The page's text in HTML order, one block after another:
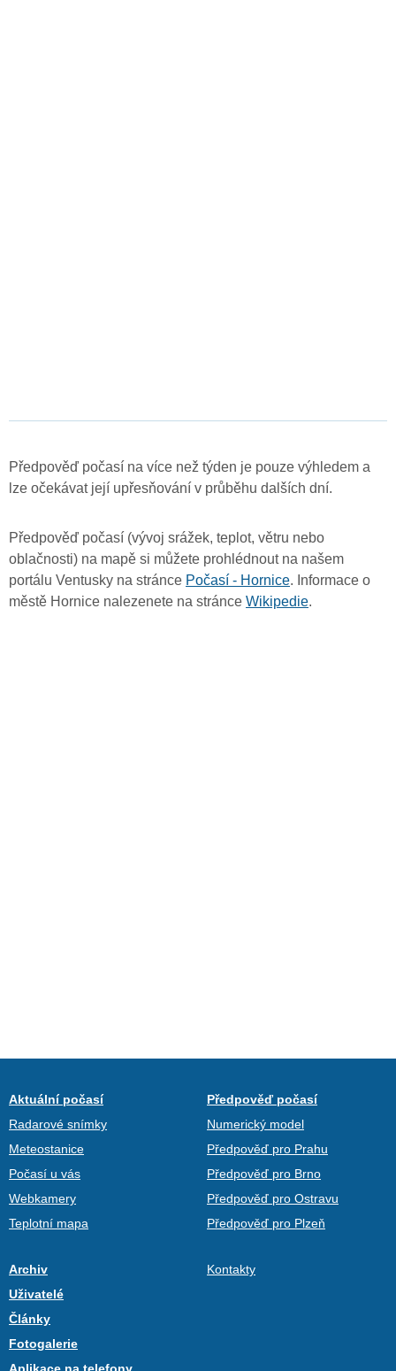
Předpověď počasí na více než týden je pouze výhledem a
lze očekávat její upřesňování v průběhu dalších dní.
Předpověď počasí (vývoj srážek, teplot, větru nebo
oblačnosti) na mapě si můžete prohlédnout na našem
portálu Ventusky na stránce Počasí - Hornice. Informace o
městě Hornice nalezenete na stránce Wikipedie.
Aktuální počasí
Radarové snímky
Meteostanice
Počasí u vás
Webkamery
Teplotní mapa
Předpověď počasí
Numerický model
Předpověď pro Prahu
Předpověď pro Brno
Předpověď pro Ostravu
Předpověď pro Plzeň
Archiv
Uživatelé
Články
Fotogalerie
Kontakty